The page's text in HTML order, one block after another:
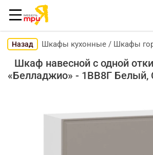
Назад Шкафы кухонные / Шкафы
Шкаф навесной c одной
«Белладжио» - 1ВВ8Г Белый,